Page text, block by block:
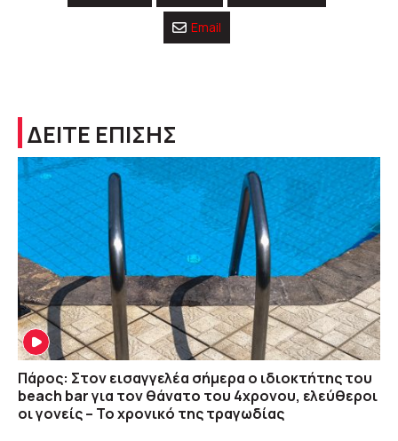
Email
ΔΕΙΤΕ ΕΠΙΣΗΣ
Πάρος: Στον εισαγγελέα σήμερα ο ιδιοκτήτης του
beach bar για τον θάνατο του 4χρονου, ελεύθεροι
οι γονείς – Το χρονικό της τραγωδίας